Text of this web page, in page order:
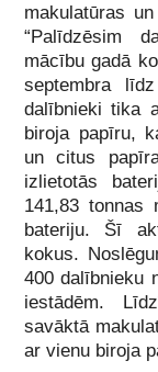
makulatūras
“Palīdzēsim
mācību gadā
septembra
dalībnieki tika
biroja papīru,
un citus
izlietotās
141,83 tonnas
bateriju. Šī
kokus.
400 dalībnieku
iestādēm.
savāktā
ar vienu biroja